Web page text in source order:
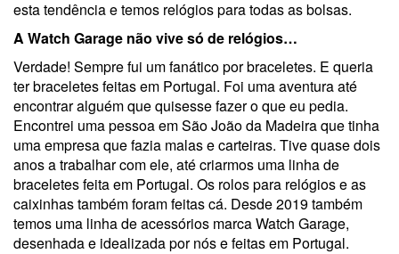
esta tendência e temos relógios para todas as bolsas.
A Watch Garage não vive só de relógios…
Verdade! Sempre fui um fanático por braceletes. E queria
ter braceletes feitas em Portugal. Foi uma aventura até
encontrar alguém que quisesse fazer o que eu pedia.
Encontrei uma pessoa em São João da Madeira que tinha
uma empresa que fazia malas e carteiras. Tive quase dois
anos a trabalhar com ele, até criarmos uma linha de
braceletes feita em Portugal. Os rolos para relógios e as
caixinhas também foram feitas cá. Desde 2019 também
temos uma linha de acessórios marca Watch Garage,
desenhada e idealizada por nós e feitas em Portugal.